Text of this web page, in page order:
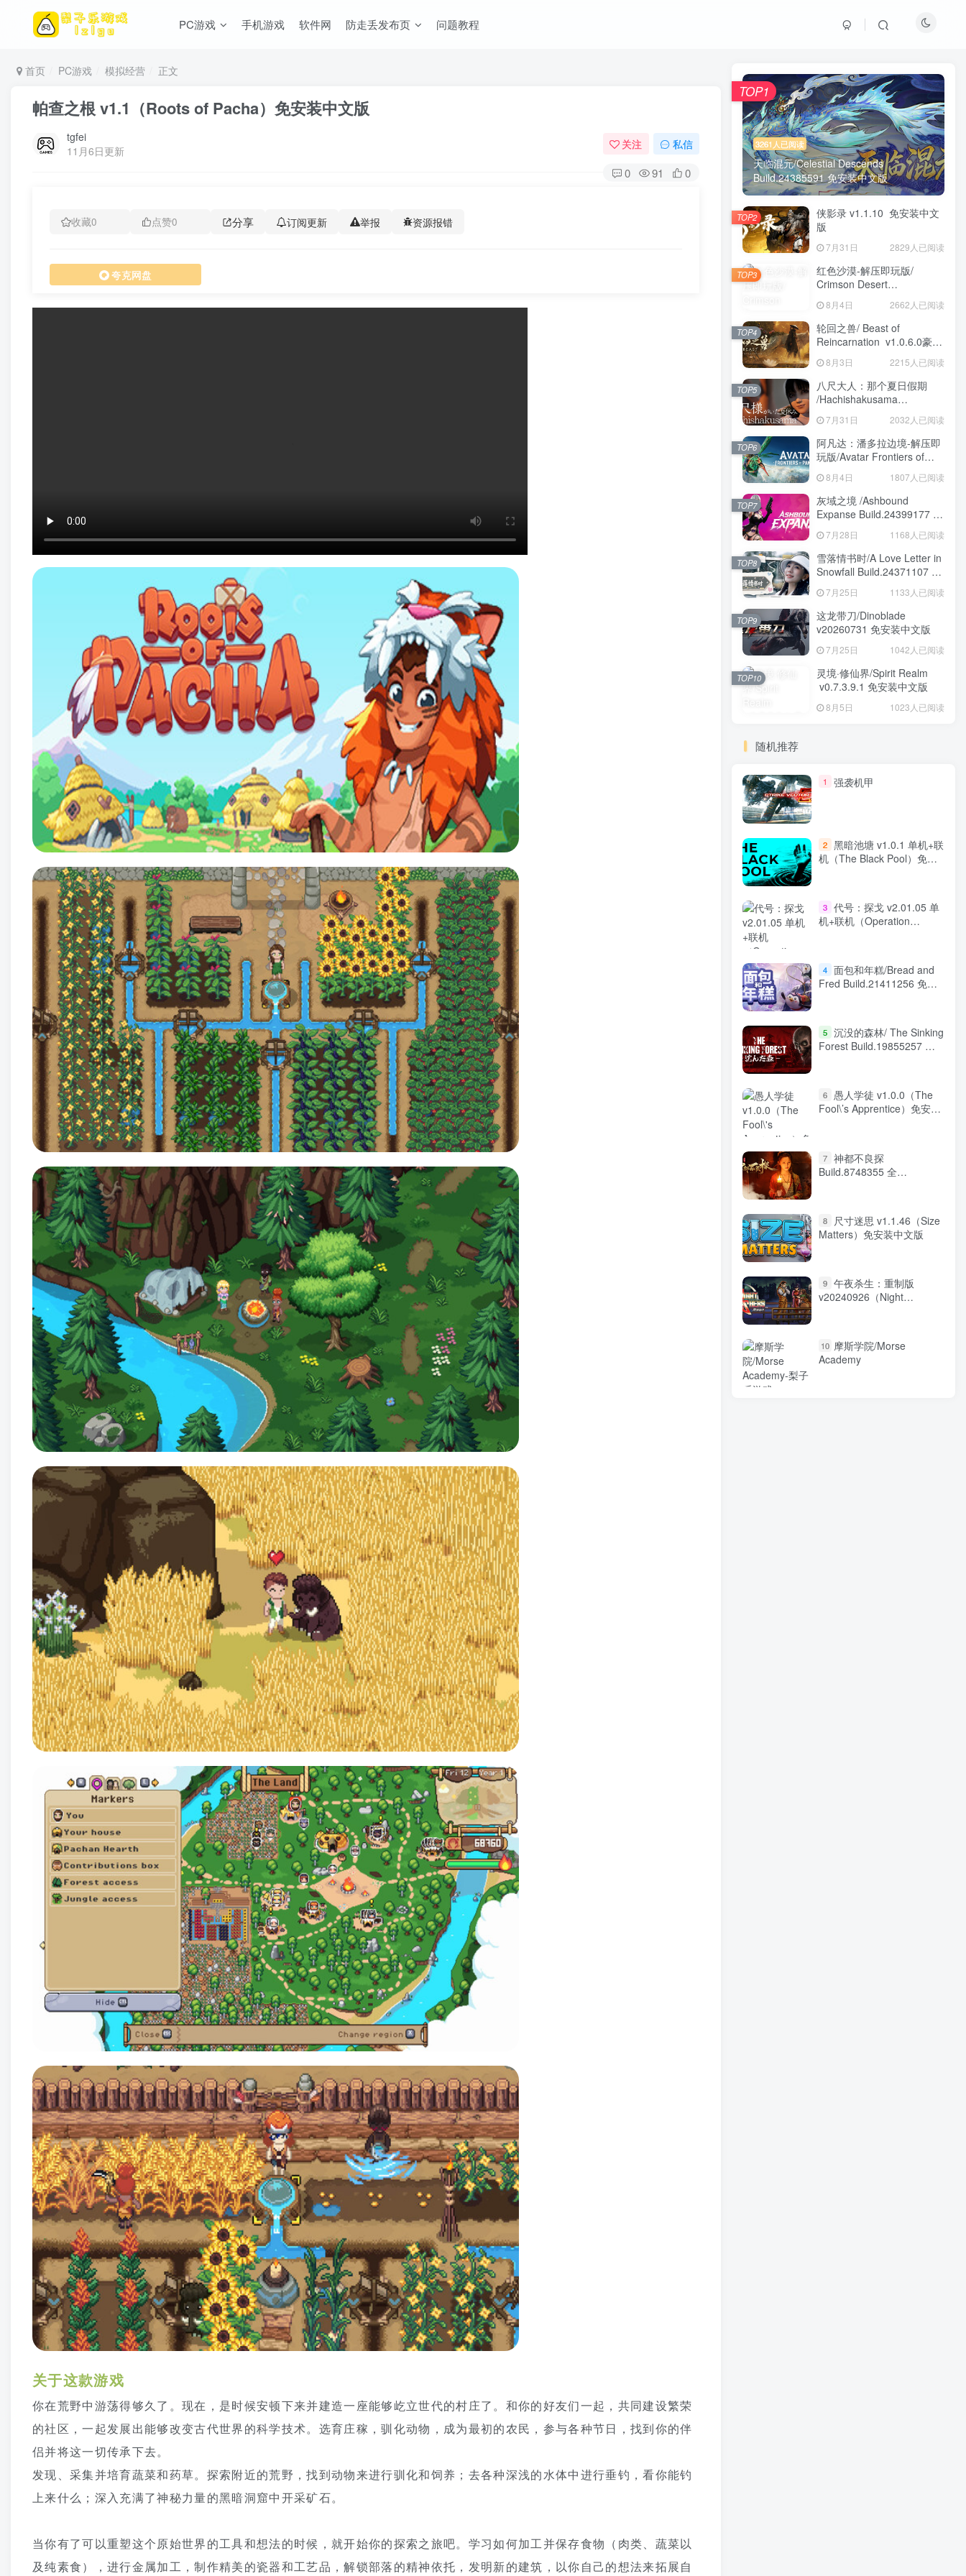
PC游戏 手机游戏 软件网 防走丢发布页 问题教程
首页 PC游戏 模拟经营 正文
帕查之根 v1.1（Roots of Pacha）免安装中文版
tgfei
11月6日更新
关注 私信
0 91 0
收藏0 点赞0 分享 订阅更新 举报 资源报错
夸克网盘
关于这款游戏
你在荒野中游荡得够久了。现在，是时候安顿下来并建造一座能够屹立世代的村庄了。和你的好友们一起，共同建设繁荣
的社区，一起发展出能够改变古代世界的科学技术。选育庄稼，驯化动物，成为最初的农民，参与各种节日，找到你的伴
侣并将这一切传承下去。
发现、采集并培育蔬菜和药草。探索附近的荒野，找到动物来进行驯化和饲养；去各种深浅的水体中进行垂钓，看你能钓
上来什么；深入充满了神秘力量的黑暗洞窟中开采矿石。
当你有了可以重塑这个原始世界的工具和想法的时候，就开始你的探索之旅吧。学习如何加工并保存食物（肉类、蔬菜以
及纯素食），进行金属加工，制作精美的瓷器和工艺品，解锁部落的精神依托，发明新的建筑，以你自己的想法来拓展自
3261人已阅读
天临混元/Celestial Descends
Build.24385591 免安装中文版
TOP1
侠影录 v1.1.10 免安装中文
版
7月31日 2829人已阅读
TOP2
红色沙漠-解压即玩版/
Crimson Desert
安装中文版
8月4日 2662人已阅读
TOP3
轮回之兽/ Beast of
Reincarnation v1.0.6.0豪华
8月3日 2215人已阅读
TOP4
八尺大人：那个夏日假期
/Hachishakusama
版7月31日 2032人已阅读
TOP5
阿凡达：潘多拉边境-解压即
玩版/Avatar Frontiers of
安装中文版
8月4日 1807人已阅读
TOP6
灰域之境 /Ashbound
Expanse Build.24399177 免
安装中文版
7月28日 1168人已阅读
TOP7
雪落情书时/A Love Letter in
Snowfall Build.24371107 免
安装中文版
7月25日 1133人已阅读
TOP8
这龙带刀/Dinoblade
v20260731 免安装中文版
7月25日 1042人已阅读
TOP9
灵境·修仙界/Spirit Realm
v0.7.3.9.1 免安装中文版
8月5日 1023人已阅读
TOP10
随机推荐
1 强袭机甲
2 黑暗池塘 v1.0.1 单机+联
机（The Black Pool）免安
3 代号：探戈 v2.01.05 单
机+联机（Operation
4 面包和年糕/Bread and
Fred Build.21411256 免安
5 沉没的森林/ The Sinking
Forest Build.19855257 免
6
愚人学徒 v1.0.0（The
Fool\’s Apprentice）免安装
7 神都不良探
Build.8748355 全
8
尺寸迷思 v1.1.46（Size
Matters）免安装中文版
9 午夜杀生：重制版
v20240926（Night
10 摩斯学院/Morse
Academy